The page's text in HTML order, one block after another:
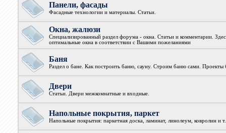
Панели, фасады
Фасадные технологии и материалы. Статьи.
Окна, жалюзи
Специализированный раздел форума - окна. Статьи и комментарии.
оптимальные окна в соответствии с Вашими пожеланиями
Баня
Раздел о бане. Как построить баню, сауну. Строим баню сами. Проекты
Двери
Статьи. Двери межкомнатные и входные.
Напольные покрытия, паркет
Напольные покрытия: паркетная доска, ламинат, линолеум, ковролин и